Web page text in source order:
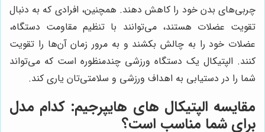
چربی‌های بدن خود را کاهش دهند. همچنین، افرادی که به دنبال
تقویت عضلات هستند، می‌توانند با تنظیم مقاومت دستگاه،
عضلات خود را به چالش بکشند و به مرور زمان آن‌ها را تقویت
کنند. الپتیکال یک دستگاه ورزشی چندمنظوره است که می‌تواند
شما را در دستیابی به اهداف ورزشی و سلامتی‌تان یاری کند.
مقایسه الپتیکال های هایپرجیم: کدام مدل
برای شما مناسب است؟